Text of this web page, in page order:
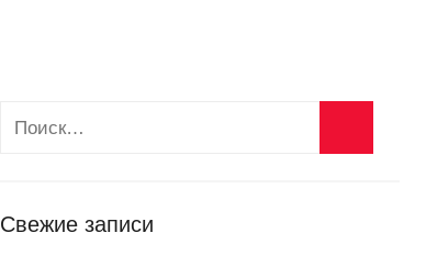
Свежие записи